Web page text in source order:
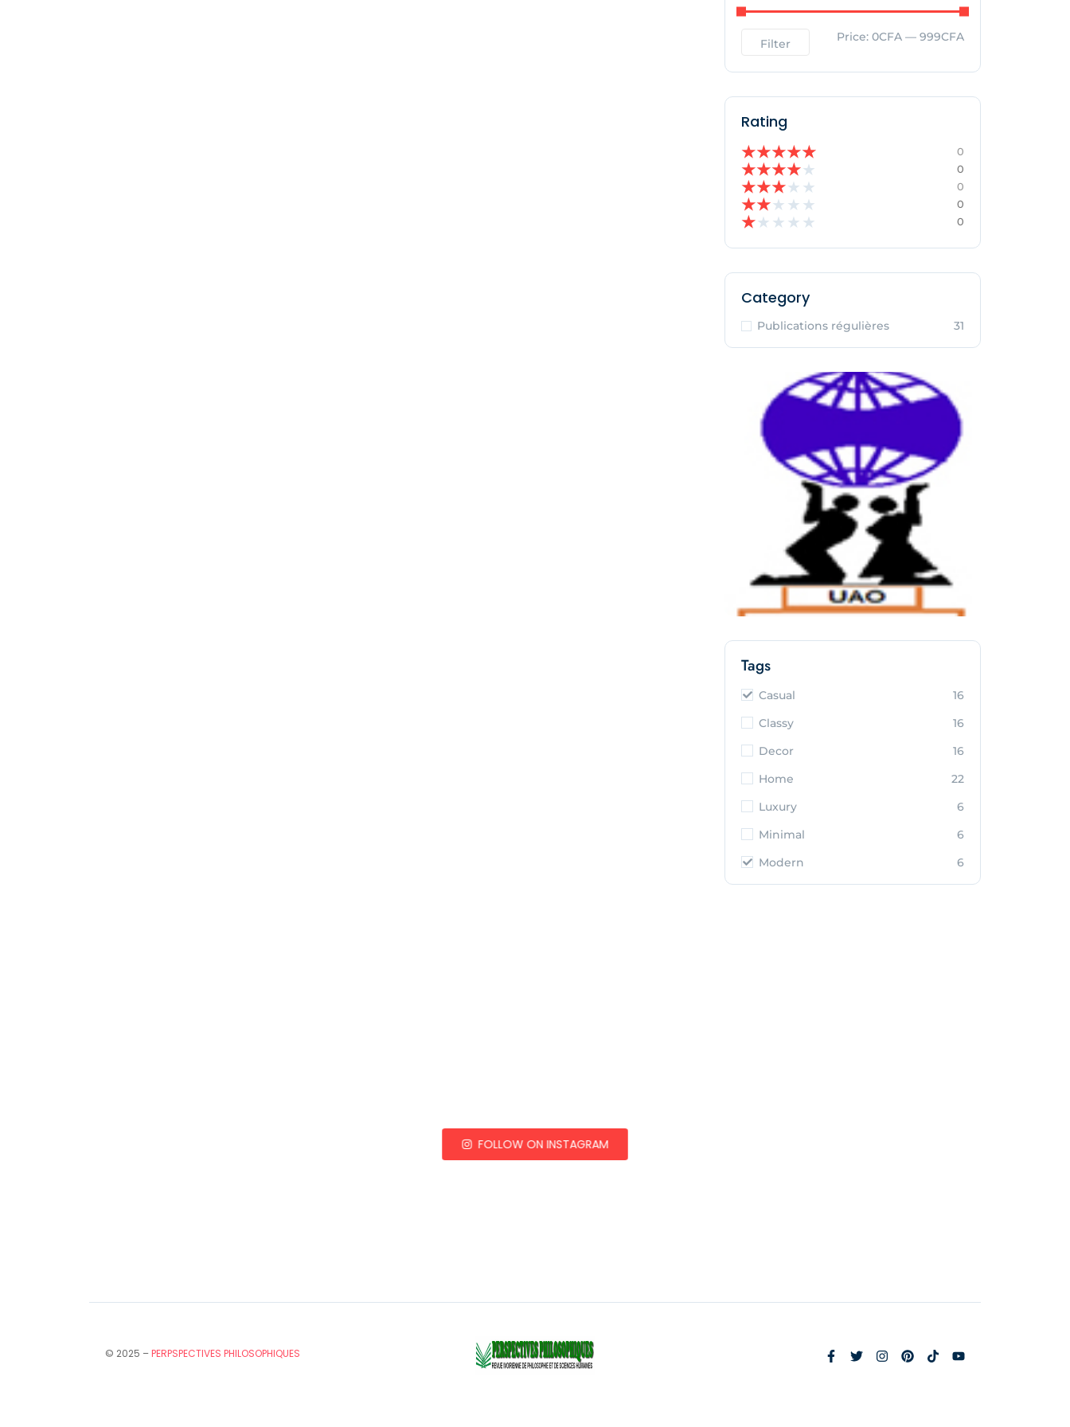
Filter Price: 0CFA — 999CFA
Rating
★★★★★ 0
★★★★★ 0
★★★★ ★ 0
★★★ ★ ★ 0
★★ ★ ★ ★ 0
Category
Publications régulières 31
Tags
Casual
16
Classy
16
Decor
16
Home
22
Luxury
6
Minimal
6
Modern
6
FOLLOW ON INSTAGRAM
© 2025 –PERPSPECTIVES PHILOSOPHIQUES